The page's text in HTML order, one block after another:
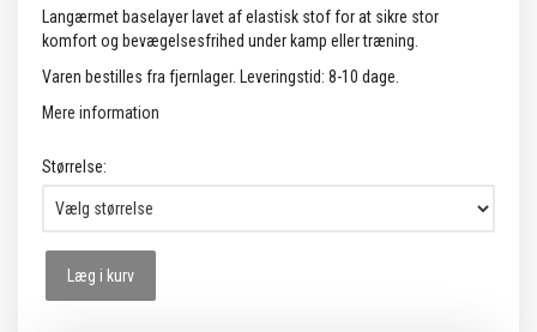
Langærmet baselayer lavet af elastisk stof for at sikre stor
komfort og bevægelsesfrihed under kamp eller træning.
Varen bestilles fra fjernlager. Leveringstid: 8-10 dage.
Mere information
Størrelse:
Læg i kurv